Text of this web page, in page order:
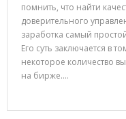
помнить, что найти
доверительного
заработка самый
Его суть заключается в
некоторое количество
на бирже.…